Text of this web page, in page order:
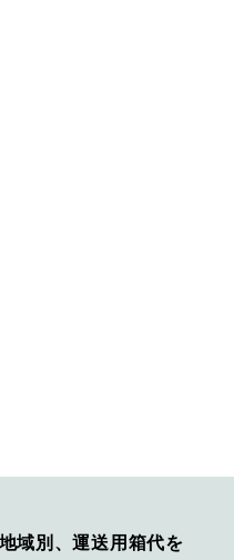
域別、運送用箱代を